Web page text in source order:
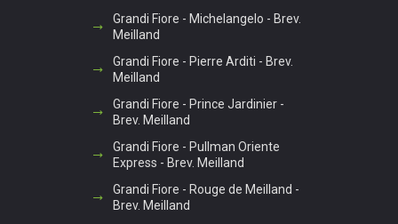
Grandi Fiore - Michelangelo - Brev.
Meilland
Grandi Fiore - Pierre Arditi - Brev.
Meilland
Grandi Fiore - Prince Jardinier -
Brev. Meilland
Grandi Fiore - Pullman Oriente
Express - Brev. Meilland
Grandi Fiore - Rouge de Meilland -
Brev. Meilland